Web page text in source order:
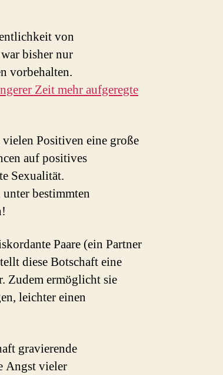
von
bisher nur
vorbehalten.
Zeit mehr aufgeregte
Positiven eine große
auf positives
Sexualität.
bestimmten
Paare (ein Partner
diese Botschaft eine
Zudem ermöglicht sie
leichter einen
gravierende
Angst vieler